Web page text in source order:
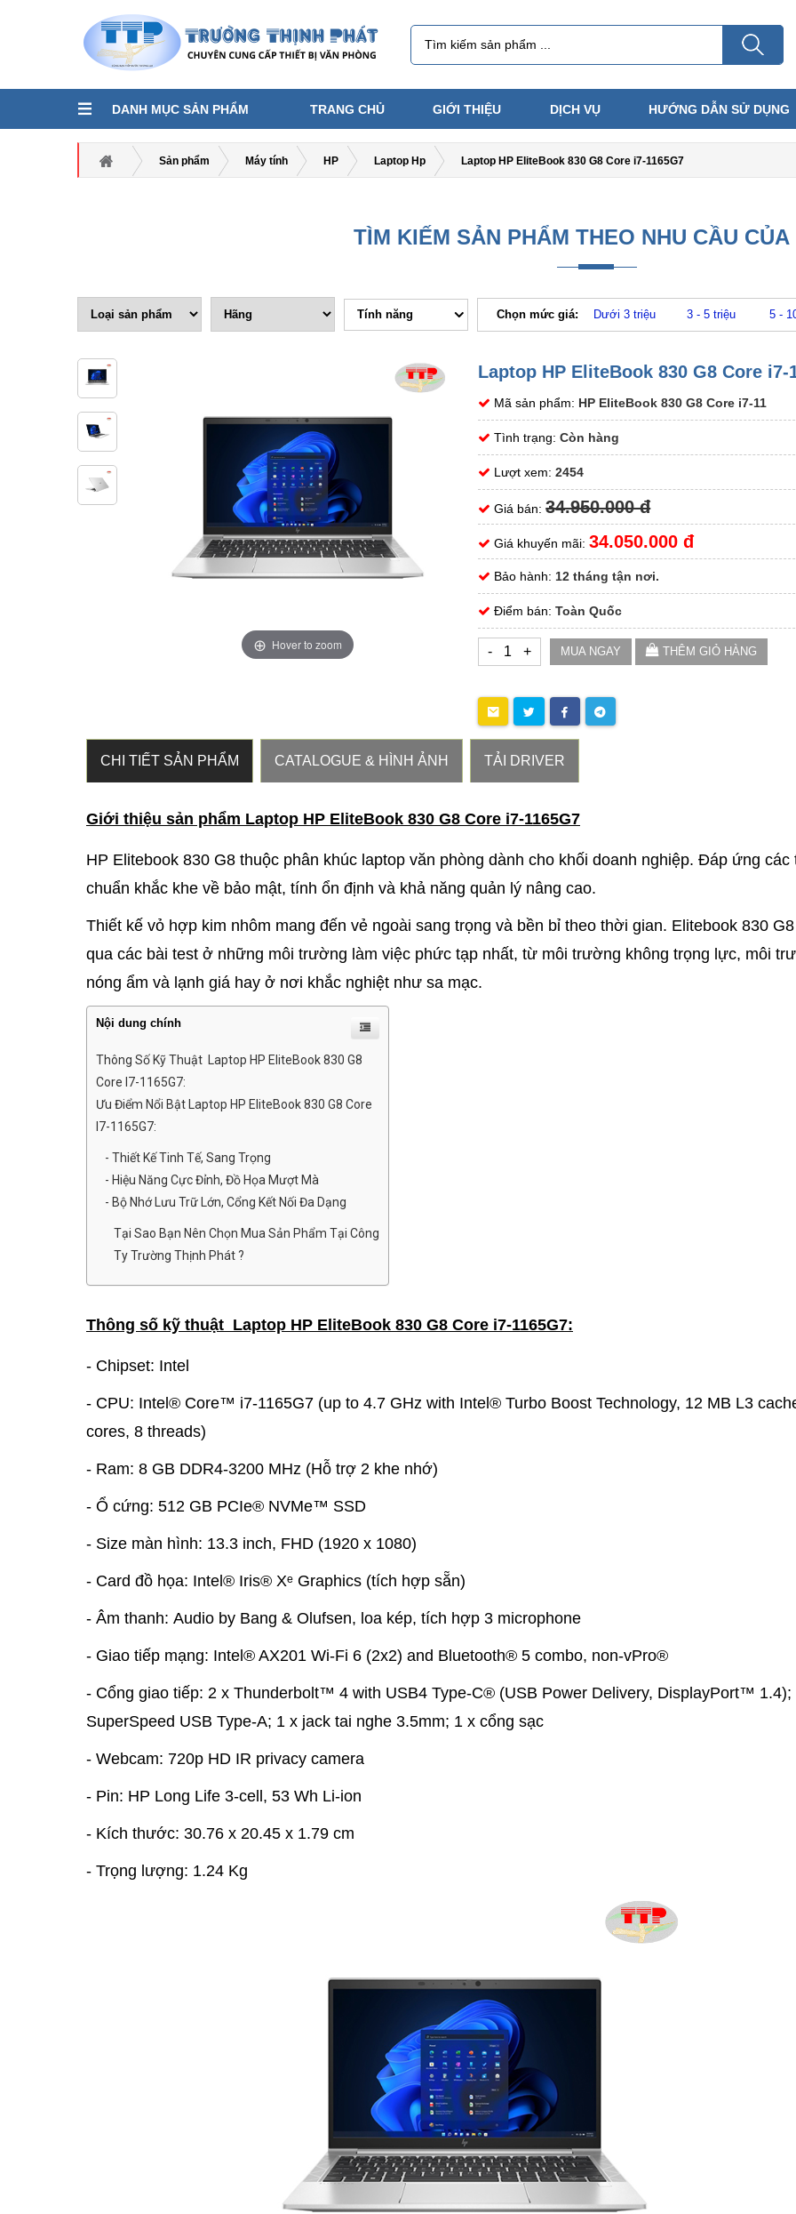
DANH MỤC SẢN PHẨM TRANG CHỦ GIỚI THIỆU DỊCH VỤ HƯỚNG DẪN SỬ DỤNG
Sản phẩm Máy tính HP Laptop Hp Laptop HP EliteBook 830 G8 Core i7-1165G7
TÌM KIẾM SẢN PHẨM THEO NHU CẦU CỦA
Tính năng Chọn mức giá: Dưới 3 triệu 3 - 5 triệu 5 -
Hover to zoom
Laptop HP EliteBook 830 G8 Core i7-
Mã sản phẩm: HP EliteBook 830 G8 Core i7-11
Tình trạng:Còn hàng
Lượt xem:2454
Giá bán:34.950.000 đ
Giá khuyến mãi:34.050.000 đ
Bảo hành: 12 tháng tận nơi.
Điểm bán:Toàn Quốc
- + MUA NGAY THÊM GIỎ HÀNG
CHI TIẾT SẢN PHẨM CATALOGUE & HÌNH ẢNH TẢI DRIVER
Giới thiệu sản phẩm Laptop HP EliteBook 830 G8 Core i7-1165G7
HP Elitebook 830 G8 thuộc phân khúc laptop văn phòng dành cho khối doanh nghiệp. Đáp ứng các
chuẩn khắc khe về bảo mật, tính ổn định và khả năng quản lý nâng cao.
Thiết kế vỏ hợp kim nhôm mang đến vẻ ngoài sang trọng và bền bỉ theo thời gian. Elitebook 830
qua các bài test ở những môi trường làm việc phức tạp nhất, từ môi trường không trọng lực, môi
nóng ẩm và lạnh giá hay ở nơi khắc nghiệt như sa mạc.
Nội dung chính
Thông Số Kỹ Thuật Laptop HP EliteBook 830 G8
Core I7-1165G7:
Ưu Điểm Nổi Bật Laptop HP EliteBook 830 G8 Core
I7-1165G7:
- Thiết Kế Tinh Tế, Sang Trọng
- Hiệu Năng Cực Đỉnh, Đồ Họa Mượt Mà
- Bộ Nhớ Lưu Trữ Lớn, Cổng Kết Nối Đa Dạng
Tại Sao Bạn Nên Chọn Mua Sản Phẩm Tại Công
Ty Trường Thịnh Phát ?
Thông số kỹ thuật Laptop HP EliteBook 830 G8 Core i7-1165G7:
- Chipset: Intel
- CPU: Intel® Core™ i7-1165G7 (up to 4.7 GHz with Intel® Turbo Boost Technology, 12 MB L3
cores, 8 threads)
- Ram: 8 GB DDR4-3200 MHz (Hỗ trợ 2 khe nhớ)
- Ổ cứng: 512 GB PCIe® NVMe™ SSD
- Size màn hình: 13.3 inch, FHD (1920 x 1080)
- Card đồ họa: Intel® Iris® Xᵉ Graphics (tích hợp sẵn)
- Âm thanh: Audio by Bang & Olufsen, loa kép, tích hợp 3 microphone
- Giao tiếp mạng: Intel® AX201 Wi-Fi 6 (2x2) and Bluetooth® 5 combo, non-vPro®
- Cổng giao tiếp: 2 x Thunderbolt™ 4 with USB4 Type-C® (USB Power Delivery, DisplayPort™ 1.4);
SuperSpeed USB Type-A; 1 x jack tai nghe 3.5mm; 1 x cổng sạc
- Webcam: 720p HD IR privacy camera
- Pin: HP Long Life 3-cell, 53 Wh Li-ion
- Kích thước: 30.76 x 20.45 x 1.79 cm
- Trọng lượng: 1.24 Kg